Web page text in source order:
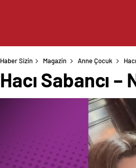
Haber Sizin Magazin Anne Çocuk
Hacı Sabancı –